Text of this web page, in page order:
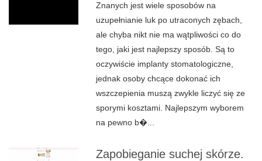
Znanych jest wiele sposobów na
uzupełnianie luk po utraconych zębach,
ale chyba nikt nie ma wątpliwości co do
tego, jaki jest najlepszy sposób. Są to
oczywiście implanty stomatologiczne,
jednak osoby chcące dokonać ich
wszczepienia muszą zwykle liczyć się ze
sporymi kosztami. Najlepszym wyborem
na pewno b�...
Zapobieganie suchej skórze.